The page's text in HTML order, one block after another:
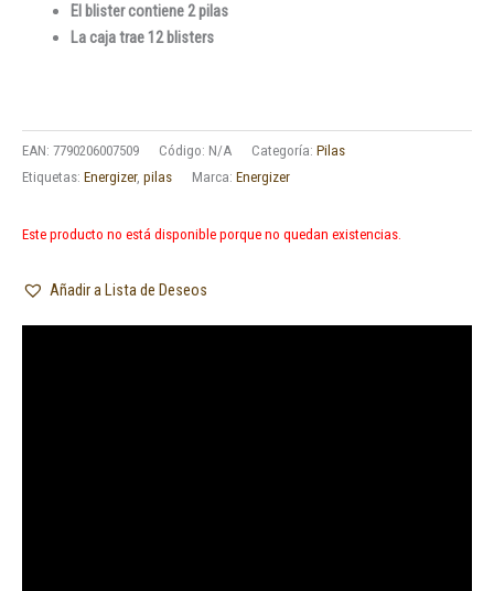
El blister contiene 2 pilas
La caja trae 12 blisters
EAN: 7790206007509 Código: N/A Categoría: Pilas
Etiquetas: Energizer, pilas Marca: Energizer
Este producto no está disponible porque no quedan existencias.
Añadir a Lista de Deseos